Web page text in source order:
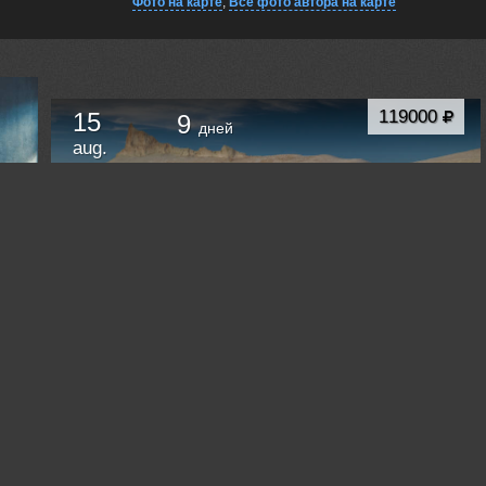
119000
15
aug.
9дней